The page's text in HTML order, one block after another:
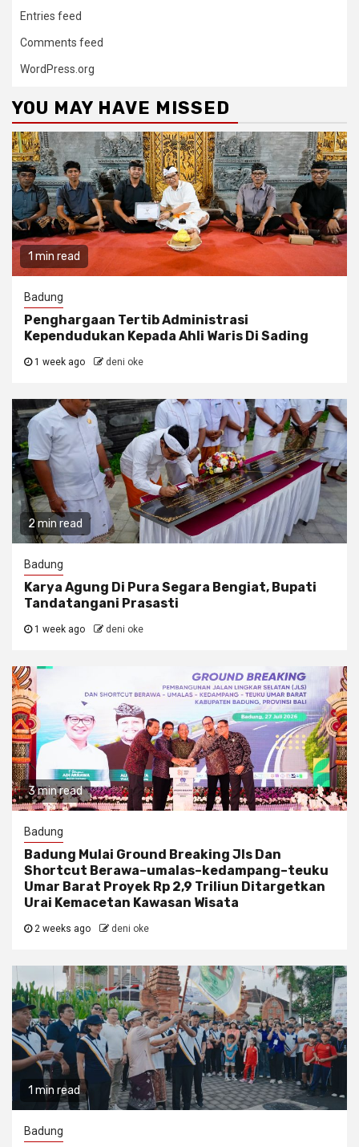
Entries feed
Comments feed
WordPress.org
YOU MAY HAVE MISSED
1 min read
Badung
Penghargaan Tertib Administrasi
Kependudukan Kepada Ahli Waris Di Sading
1 week ago deni oke
2 min read
Badung
Karya Agung Di Pura Segara Bengiat, Bupati
Tandatangani Prasasti
1 week ago deni oke
3 min read
Badung
Badung Mulai Ground Breaking Jls Dan
Shortcut Berawa–umalas–kedampang–teuku
Umar Barat Proyek Rp 2,9 Triliun Ditargetkan
Urai Kemacetan Kawasan Wisata
2 weeks ago deni oke
1 min read
Badung